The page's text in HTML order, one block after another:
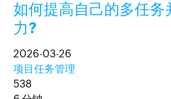
如何提高自己的多任务
力?
2026-03-26
项目任务管理
538